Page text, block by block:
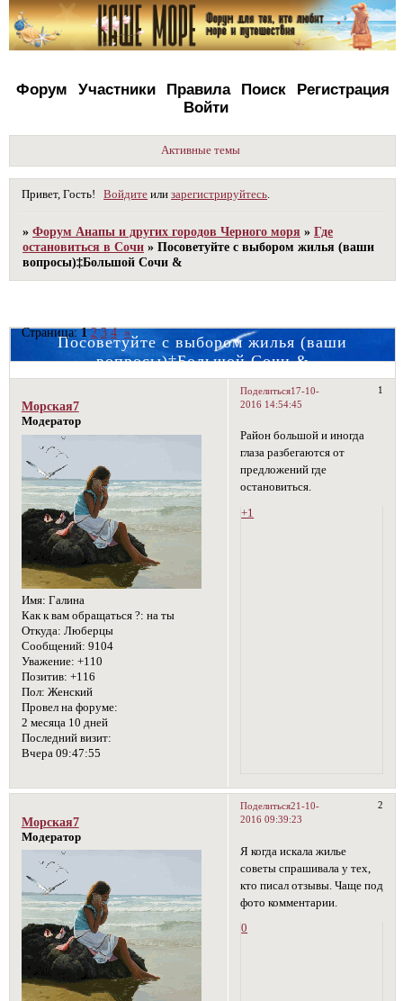
Форум Участники Правила Поиск
Регистрация
Войти
Активные темы
Привет, Гость! Войдите илизарегистрируйтесь
»Форум Анапы и других городов Черного моря »Где
остановиться в Сочи »Посоветуйте с выбором жилья (ваши
вопросы)‡Большой Сочи &
Посоветуйте с выбором жилья (ваши
вопросы)‡Большой Сочи &
Страница:1 2 3 4 »
Поделиться 1
17-10-
2016 14:54:45
Морская7
Модератор
Имя: Галина
Как к вам обращаться ?: на ты
Откуда: Люберцы
Сообщений: 9104
Уважение: +110
Позитив: +116
Пол: Женский
Провел на форуме:
2 месяца 10 дней
Последний визит:
Вчера 09:47:55
Район большой и иногда
глаза разбегаются от
предложений где
остановиться.
+1
Поделиться 2
21-10-
2016 09:39:23
Морская7
Модератор
Я когда искала жилье
советы спрашивала у тех,
кто писал отзывы. Чаще под
фото комментарии.
0